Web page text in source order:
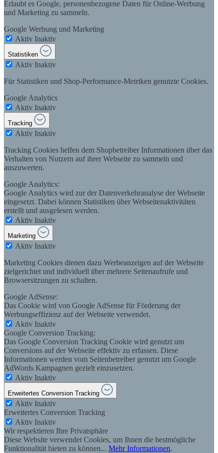
Erlaubt es Google, personenbezogene Daten für Online-Werbung
und Marketing zu sammeln.
Google Werbung und Marketing
Aktiv Inaktiv
Statistiken
Aktiv Inaktiv
Für Statistiken und Shop-Performance-Metriken genutzte Cookies.
Google Analytics
Aktiv Inaktiv
Tracking
Aktiv Inaktiv
Tracking Cookies helfen dem Shopbetreiber Informationen über das
Verhalten von Nutzern auf ihrer Webseite zu sammeln und
auszuwerten.
Google Analytics:
Google Analytics wird zur der Datenverkehranalyse der Webseite
eingesetzt. Dabei können Statistiken über Webseitenaktivitäten
erstellt und ausgelesen werden.
Aktiv Inaktiv
Marketing
Aktiv Inaktiv
Marketing Cookies dienen dazu Werbeanzeigen auf der Webseite
zielgerichtet und individuell über mehrere Seitenaufrufe und
Browsersitzungen zu schalten.
Google AdSense:
Das Cookie wird von Google AdSense für Förderung der
Werbungseffizienz auf der Webseite verwendet.
Aktiv Inaktiv
Google Conversion Tracking:
Das Google Conversion Tracking Cookie wird genutzt um
Conversions auf der Webseite effektiv zu erfassen. Diese
Informationen werden vom Seitenbetreiber genutzt um Google
AdWords Kampagnen gezielt einzusetzen.
Aktiv Inaktiv
Erweitertes Conversion Tracking
Aktiv Inaktiv
Erweitertes Conversion Tracking
Aktiv Inaktiv
Wir respektieren Ihre Privatsphäre
Diese Website verwendet Cookies, um Ihnen die bestmögliche
Funktionalität bieten zu können... Mehr Informationen.